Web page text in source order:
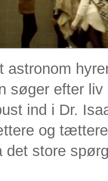
astronom
søger efter
ind i Dr.
og
det store